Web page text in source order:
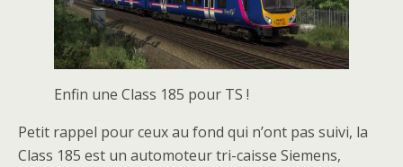
Enfin une Class 185 pour TS !
Petit rappel pour ceux au fond qui n’ont pas suivi, la
Class 185 est un automoteur tri-caisse Siemens,